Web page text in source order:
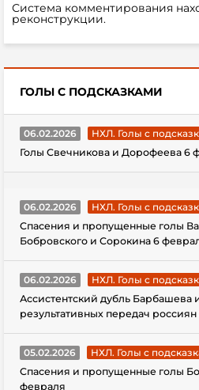
Система комментирования
реконструкции.
ГОЛЫ С ПОДСКАЗКАМИ
06.02.2026
НХЛ. Голы с
Голы Свечникова и Дорофеева 6
06.02.2026
НХЛ. Голы с
Спасения и пропущенные голы
Бобровского и Сорокина 6
06.02.2026
НХЛ. Голы с
Ассистентский дубль Барбашева
результативных передач
05.02.2026
НХЛ. Голы с
Спасения и пропущенные голы
февраля